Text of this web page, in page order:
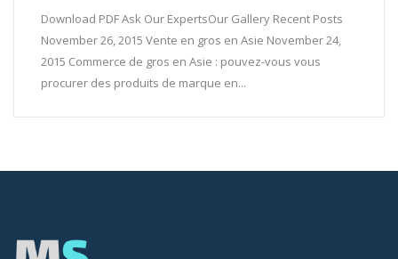
Download PDF Ask Our ExpertsOur Gallery Recent Posts
November 26, 2015 Vente en gros en Asie November 24,
2015 Commerce de gros en Asie : pouvez-vous vous
procurer des produits de marque en...